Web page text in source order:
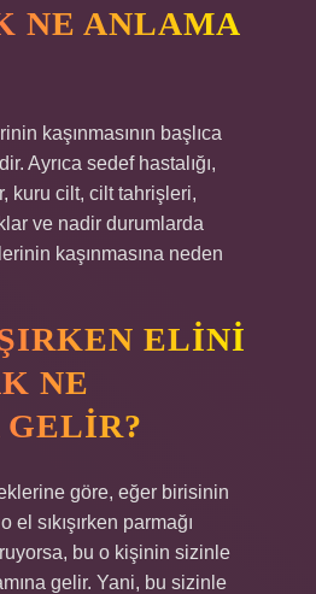
NE ANLAMA
kaşınmasının başlıca
Ayrıca sedef hastalığı,
kuru cilt, cilt tahrişleri,
ve nadir durumlarda
kaşınmasına neden
ELINI
NE
göre, eğer birisinin
el sıkışırken parmağı
bu o kişinin sizinle
gelir. Yani, bu sizinle